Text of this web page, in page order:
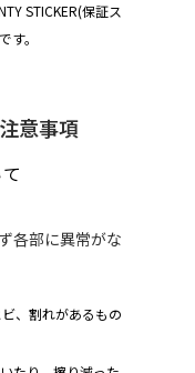
STICKER(保証ス
す。
意事項
各部に異常がな
、割れがあるもの